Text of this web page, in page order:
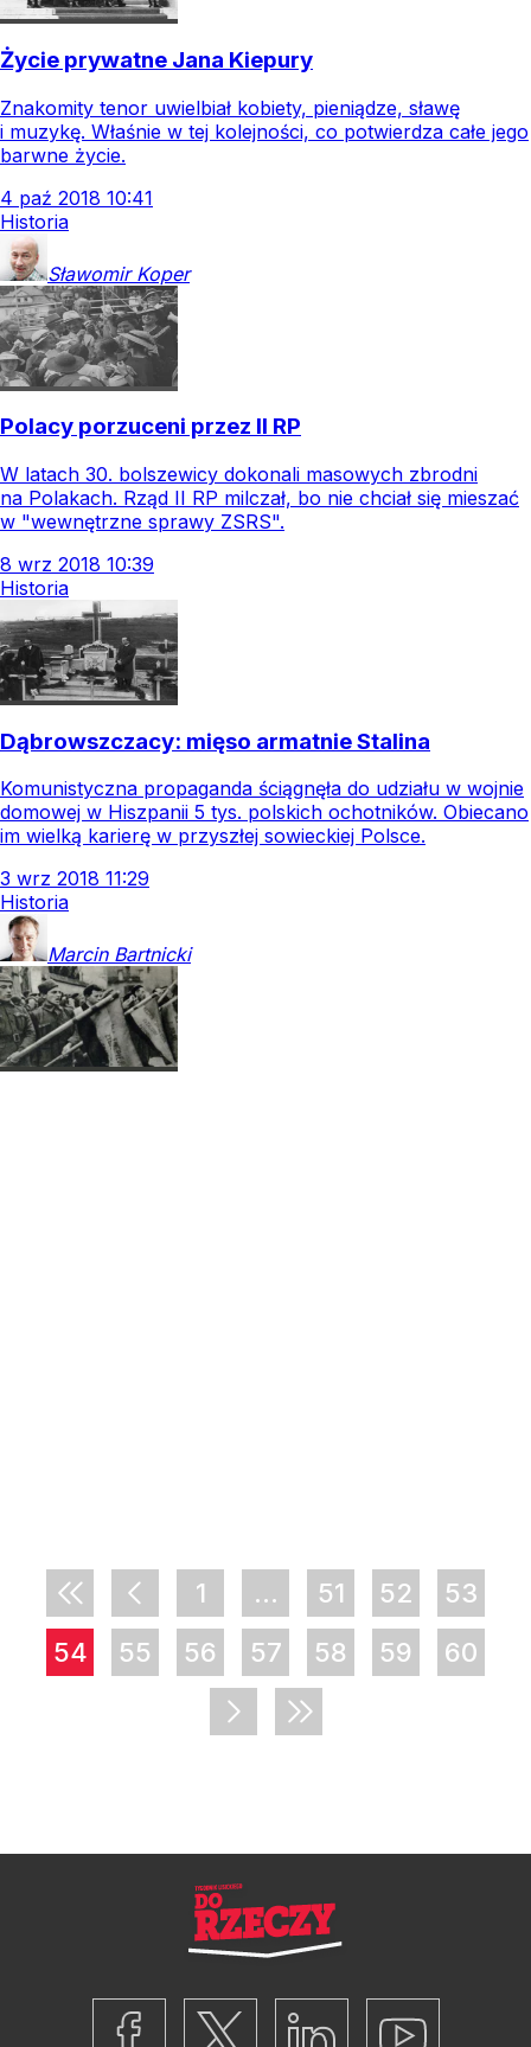
Życie prywatne Jana Kiepury
Znakomity tenor uwielbiał kobiety, pieniądze, sławę
i muzykę. Właśnie w tej kolejności, co potwierdza całe jego
barwne życie.
4 paź 2018 10:41
Historia
Sławomir Koper
Polacy porzuceni przez II RP
W latach 30. bolszewicy dokonali masowych zbrodni
na Polakach. Rząd II RP milczał, bo nie chciał się mieszać
w "wewnętrzne sprawy ZSRS".
8 wrz 2018 10:39
Historia
Dąbrowszczacy: mięso armatnie Stalina
Komunistyczna propaganda ściągnęła do udziału w wojnie
domowej w Hiszpanii 5 tys. polskich ochotników. Obiecano
im wielką karierę w przyszłej sowieckiej Polsce.
3 wrz 2018 11:29
Historia
Marcin Bartnicki
1 ... 51 52
53
54
55 56 57 58 59 60